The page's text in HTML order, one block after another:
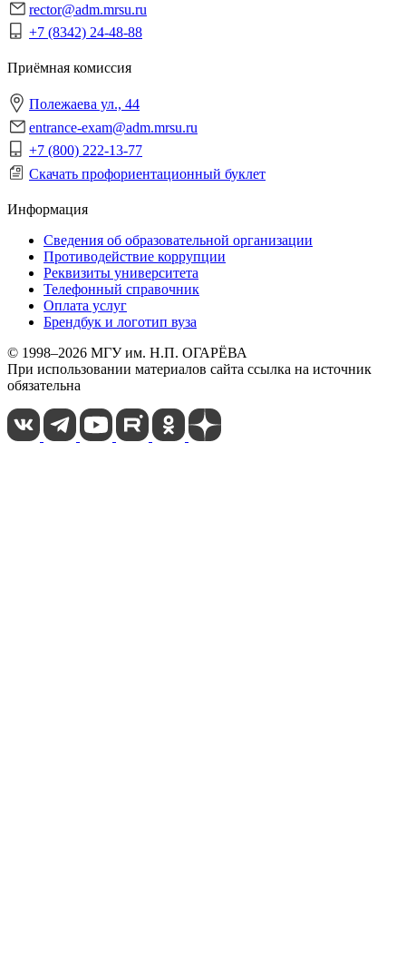
rector@adm.mrsu.ru
+7 (8342) 24-48-88
Приёмная комиссия
Полежаева ул., 44
entrance-exam@adm.mrsu.ru
+7 (800) 222-13-77
Скачать профориентационный буклет
Информация
Сведения об образовательной организации
Противодействие коррупции
Реквизиты университета
Телефонный справочник
Оплата услуг
Брендбук и логотип вуза
© 1998–2026 МГУ им. Н.П. ОГАРЁВА
При использовании материалов сайта ссылка на источник
обязательна